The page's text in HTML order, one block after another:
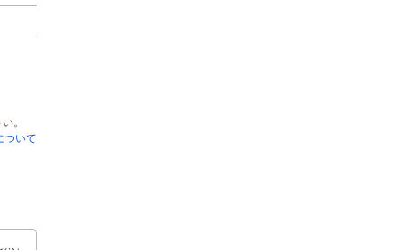
。
ついて